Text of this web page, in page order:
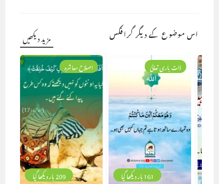
اس موضوع کے دیگر گرافکس مزید دیکھیں
161 بار دیکھا گیا
ذات باری تعالیٰ
209 بار دیکھا گیا
اصلاح معاشرہ